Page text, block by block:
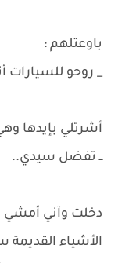
باوعتلهم :
_ روحو للسيارات
أشرتلي بإيدها
ــ تفضل سيدي..
​دخلت وآني أمشي
الأشياء القديمة